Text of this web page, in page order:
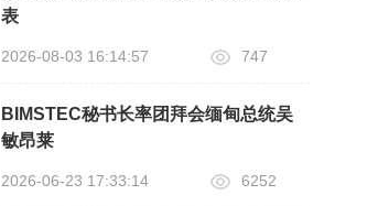
表
2026-08-03 16:14:57 747
BIMSTEC秘书长率团拜会缅甸总统吴
敏昂莱
2026-06-23 17:33:14 6252